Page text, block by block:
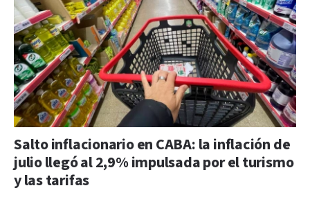
Salto inflacionario en CABA: la inflación de
julio llegó al 2,9% impulsada por el turismo
y las tarifas